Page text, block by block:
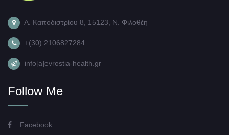
Λ. Καποδιστρίου 8, 15123, Ν. Φιλοθέη
+(30) 2106827284
info[a]evrostia-health.gr
Follow Me
Facebook